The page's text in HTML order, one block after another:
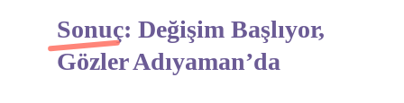
Sonuç: Değişim Başlıyor,
Gözler Adıyaman’da